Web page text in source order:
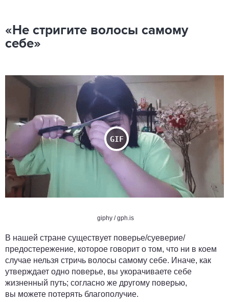
«Не стригите волосы самому
себе»
giphy / gph.is
В нашей стране существует поверье/суеверие/
предостережение, которое говорит о том, что ни в коем
случае нельзя стричь волосы самому себе. Иначе, как
утверждает одно поверье, вы укорачиваете себе
жизненный путь; согласно же другому поверью,
вы можете потерять благополучие.